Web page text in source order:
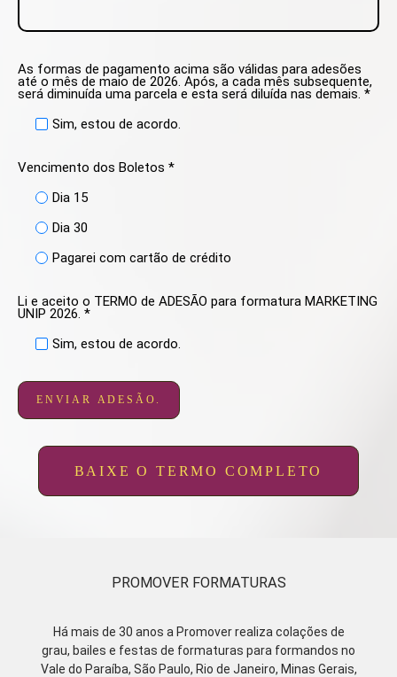
As formas de pagamento acima são válidas para adesões
até o mês de maio de 2026. Após, a cada mês subsequente,
será diminuída uma parcela e esta será diluída nas demais. *
Sim, estou de acordo.
Vencimento dos Boletos *
Dia 15
Dia 30
Pagarei com cartão de crédito
Li e aceito o TERMO de ADESÃO para formatura MARKETING
UNIP 2026. *
Sim, estou de acordo.
ENVIAR ADESÃO.
BAIXE O TERMO COMPLETO
PROMOVER FORMATURAS
Há mais de 30 anos a Promover realiza colações de
grau, bailes e festas de formaturas para formandos no
Vale do Paraíba, São Paulo, Rio de Janeiro, Minas Gerais,